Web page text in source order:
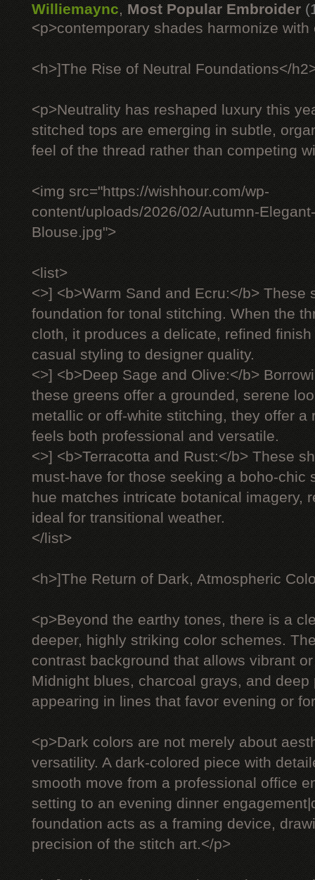
Williemaync, Most Popular Embroider
<p>contemporary shades harmonize
<h>]The Rise of Neutral Foundations</
<p>Neutrality has reshaped luxury this
stitched tops are emerging in subtle,
feel of the thread rather than competing
<img src="https://wishhour.com/wp-
content/uploads/2026/02/Autumn-
Blouse.jpg">
<list>
<>] <b>Warm Sand and Ecru:</b>
foundation for tonal stitching. When the
cloth, it produces a delicate, refined
casual styling to designer quality.
<>] <b>Deep Sage and Olive:</b>
these greens offer a grounded, serene
metallic or off-white stitching, they offer a
feels both professional and versatile.
<>] <b>Terracotta and Rust:</b> These
must-have for those seeking a boho-chic
hue matches intricate botanical imagery,
ideal for transitional weather.
</list>
<h>]The Return of Dark, Atmospheric
<p>Beyond the earthy tones, there is a
deeper, highly striking color schemes.
contrast background that allows vibrant
Midnight blues, charcoal grays, and
appearing in lines that favor evening or
<p>Dark colors are not merely about
versatility. A dark-colored piece with
smooth move from a professional office
setting to an evening dinner
foundation acts as a framing device,
precision of the stitch art.</p>